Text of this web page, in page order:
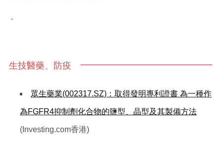
-
生技醫藥、防疫
眾生藥業(002317.SZ)：取得發明專利證書 為一種作
為FGFR4抑制劑化合物的鹽型、晶型及其製備方法
(Investing.com香港)